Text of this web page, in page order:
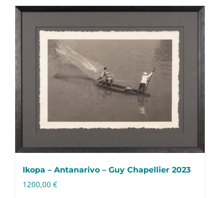
Ikopa – Antanarivo – Guy Chapellier 2023
1200,00 €